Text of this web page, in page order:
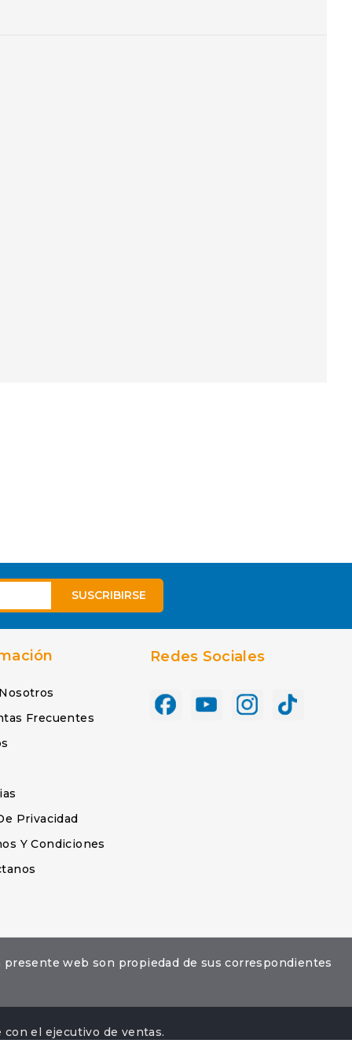
Frecuentes
Privacidad
Y Condiciones
Redes Sociales
presente web son propiedad de sus correspondientes
el ejecutivo de ventas.